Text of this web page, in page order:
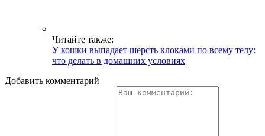
Читайте также:
У кошки выпадает шерсть клоками по всему телу:
что делать в домашних условиях
Добавить комментарий